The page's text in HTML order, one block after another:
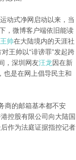
动式净网启动以来，当
，微博客户端依旧能读
王帅在大陆境内的天涯社
王帅以“诽谤罪”发起跨
，深圳网友汪龙因在新
也是在网上倡导民主和
商的邮箱基本都不安
控股有限公司向大陆国
作为法庭证据指控记者